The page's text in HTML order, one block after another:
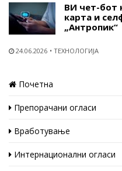
ВИ чет-бот
карта и
„Антропик“
24.06.2026 ТЕХНОЛОГИЈА
Почетна
Препорачани огласи
Вработување
Интернационални огласи